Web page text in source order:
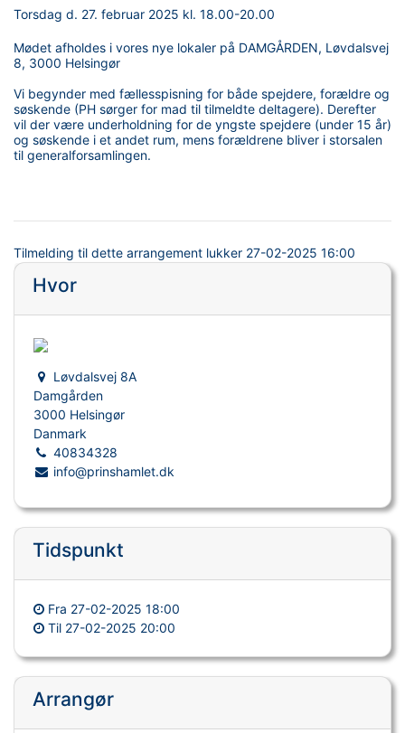
Torsdag d. 27. februar 2025 kl. 18.00-20.00
Mødet afholdes i vores nye lokaler på DAMGÅRDEN, Løvdalsvej
8, 3000 Helsingør
Vi begynder med fællesspisning for både spejdere, forældre og
søskende (PH sørger for mad til tilmeldte deltagere). Derefter
vil der være underholdning for de yngste spejdere (under 15 år)
og søskende i et andet rum, mens forældrene bliver i storsalen
til generalforsamlingen.
Tilmelding til dette arrangement lukker 27-02-2025 16:00
Hvor
Løvdalsvej 8A
Damgården
3000 Helsingør
Danmark
40834328
info@prinshamlet.dk
Tidspunkt
Fra 27-02-2025 18:00
Til 27-02-2025 20:00
Arrangør